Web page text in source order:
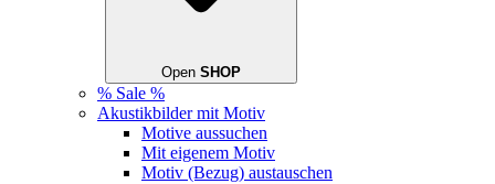
Open SHOP
% Sale %
Akustikbilder mit Motiv
Motive aussuchen
Mit eigenem Motiv
Motiv (Bezug) austauschen